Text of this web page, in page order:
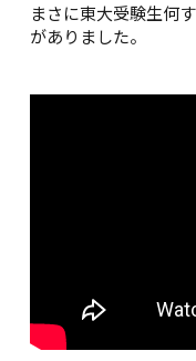
まさに東大受験生何
がありました。